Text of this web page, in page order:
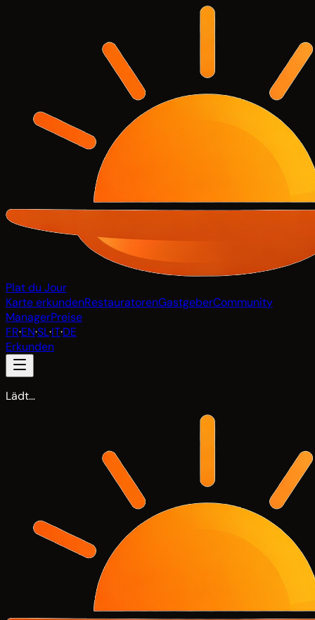
Plat du Jour
Karte erkundenRestauratorenGastgeberCommunity
ManagerPreise
FR·EN·SL·IT·DE
Erkunden
Lädt…